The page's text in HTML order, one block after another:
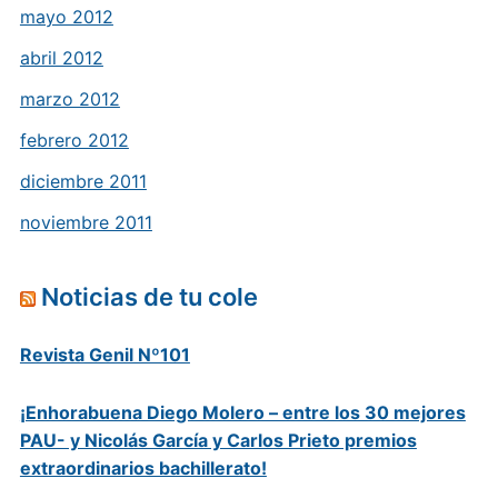
mayo 2012
abril 2012
marzo 2012
febrero 2012
diciembre 2011
noviembre 2011
Noticias de tu cole
Revista Genil Nº101
¡Enhorabuena Diego Molero – entre los 30 mejores
PAU- y Nicolás García y Carlos Prieto premios
extraordinarios bachillerato!